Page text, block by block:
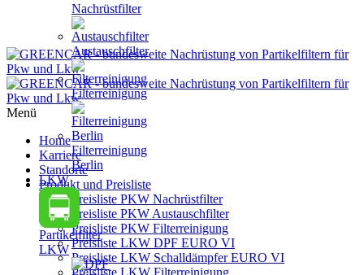
Nachrüstfilter
Austauschfilter
Filterreinigung
Filterreinigung
Berlin
LKW
Partikelfilter
LKW
Menü
Home
Karriere
Standorte
Produkt und Preisliste
Preisliste PKW Nachrüstfilter
Preisliste PKW Austauschfilter
Preisliste PKW Filterreinigung
Preisliste LKW DPF EURO VI
Preisliste LKW Schalldämpfer EURO VI
Preisliste LKW Filterreinigung